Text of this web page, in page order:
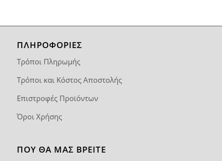
ΠΛΗΡΟΦΟΡΙΕΣ
Τρόποι Πληρωμής
Τρόποι και Κόστος Αποστολής
Επιστροφές Προϊόντων
Όροι Χρήσης
ΠΟΥ ΘΑ ΜΑΣ ΒΡΕΊΤΕ